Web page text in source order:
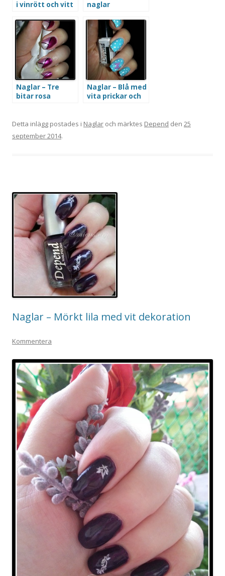
i vinrött och vitt
naglar
Naglar – Tre
bitar rosa
Naglar – Blå med
vita prickar och
Detta inlägg postades i Naglar och märktes Depend den 25
september 2014.
Naglar – Mörkt lila med vit dekoration
Kommentera